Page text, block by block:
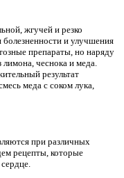
жгучей и резко
и улучшения
препараты, но наряду
лимона, чеснока и меда.
результат
меда с соком лука,
при различных
рецепты, которые